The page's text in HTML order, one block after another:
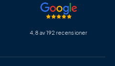
4,8 av 192 recensioner